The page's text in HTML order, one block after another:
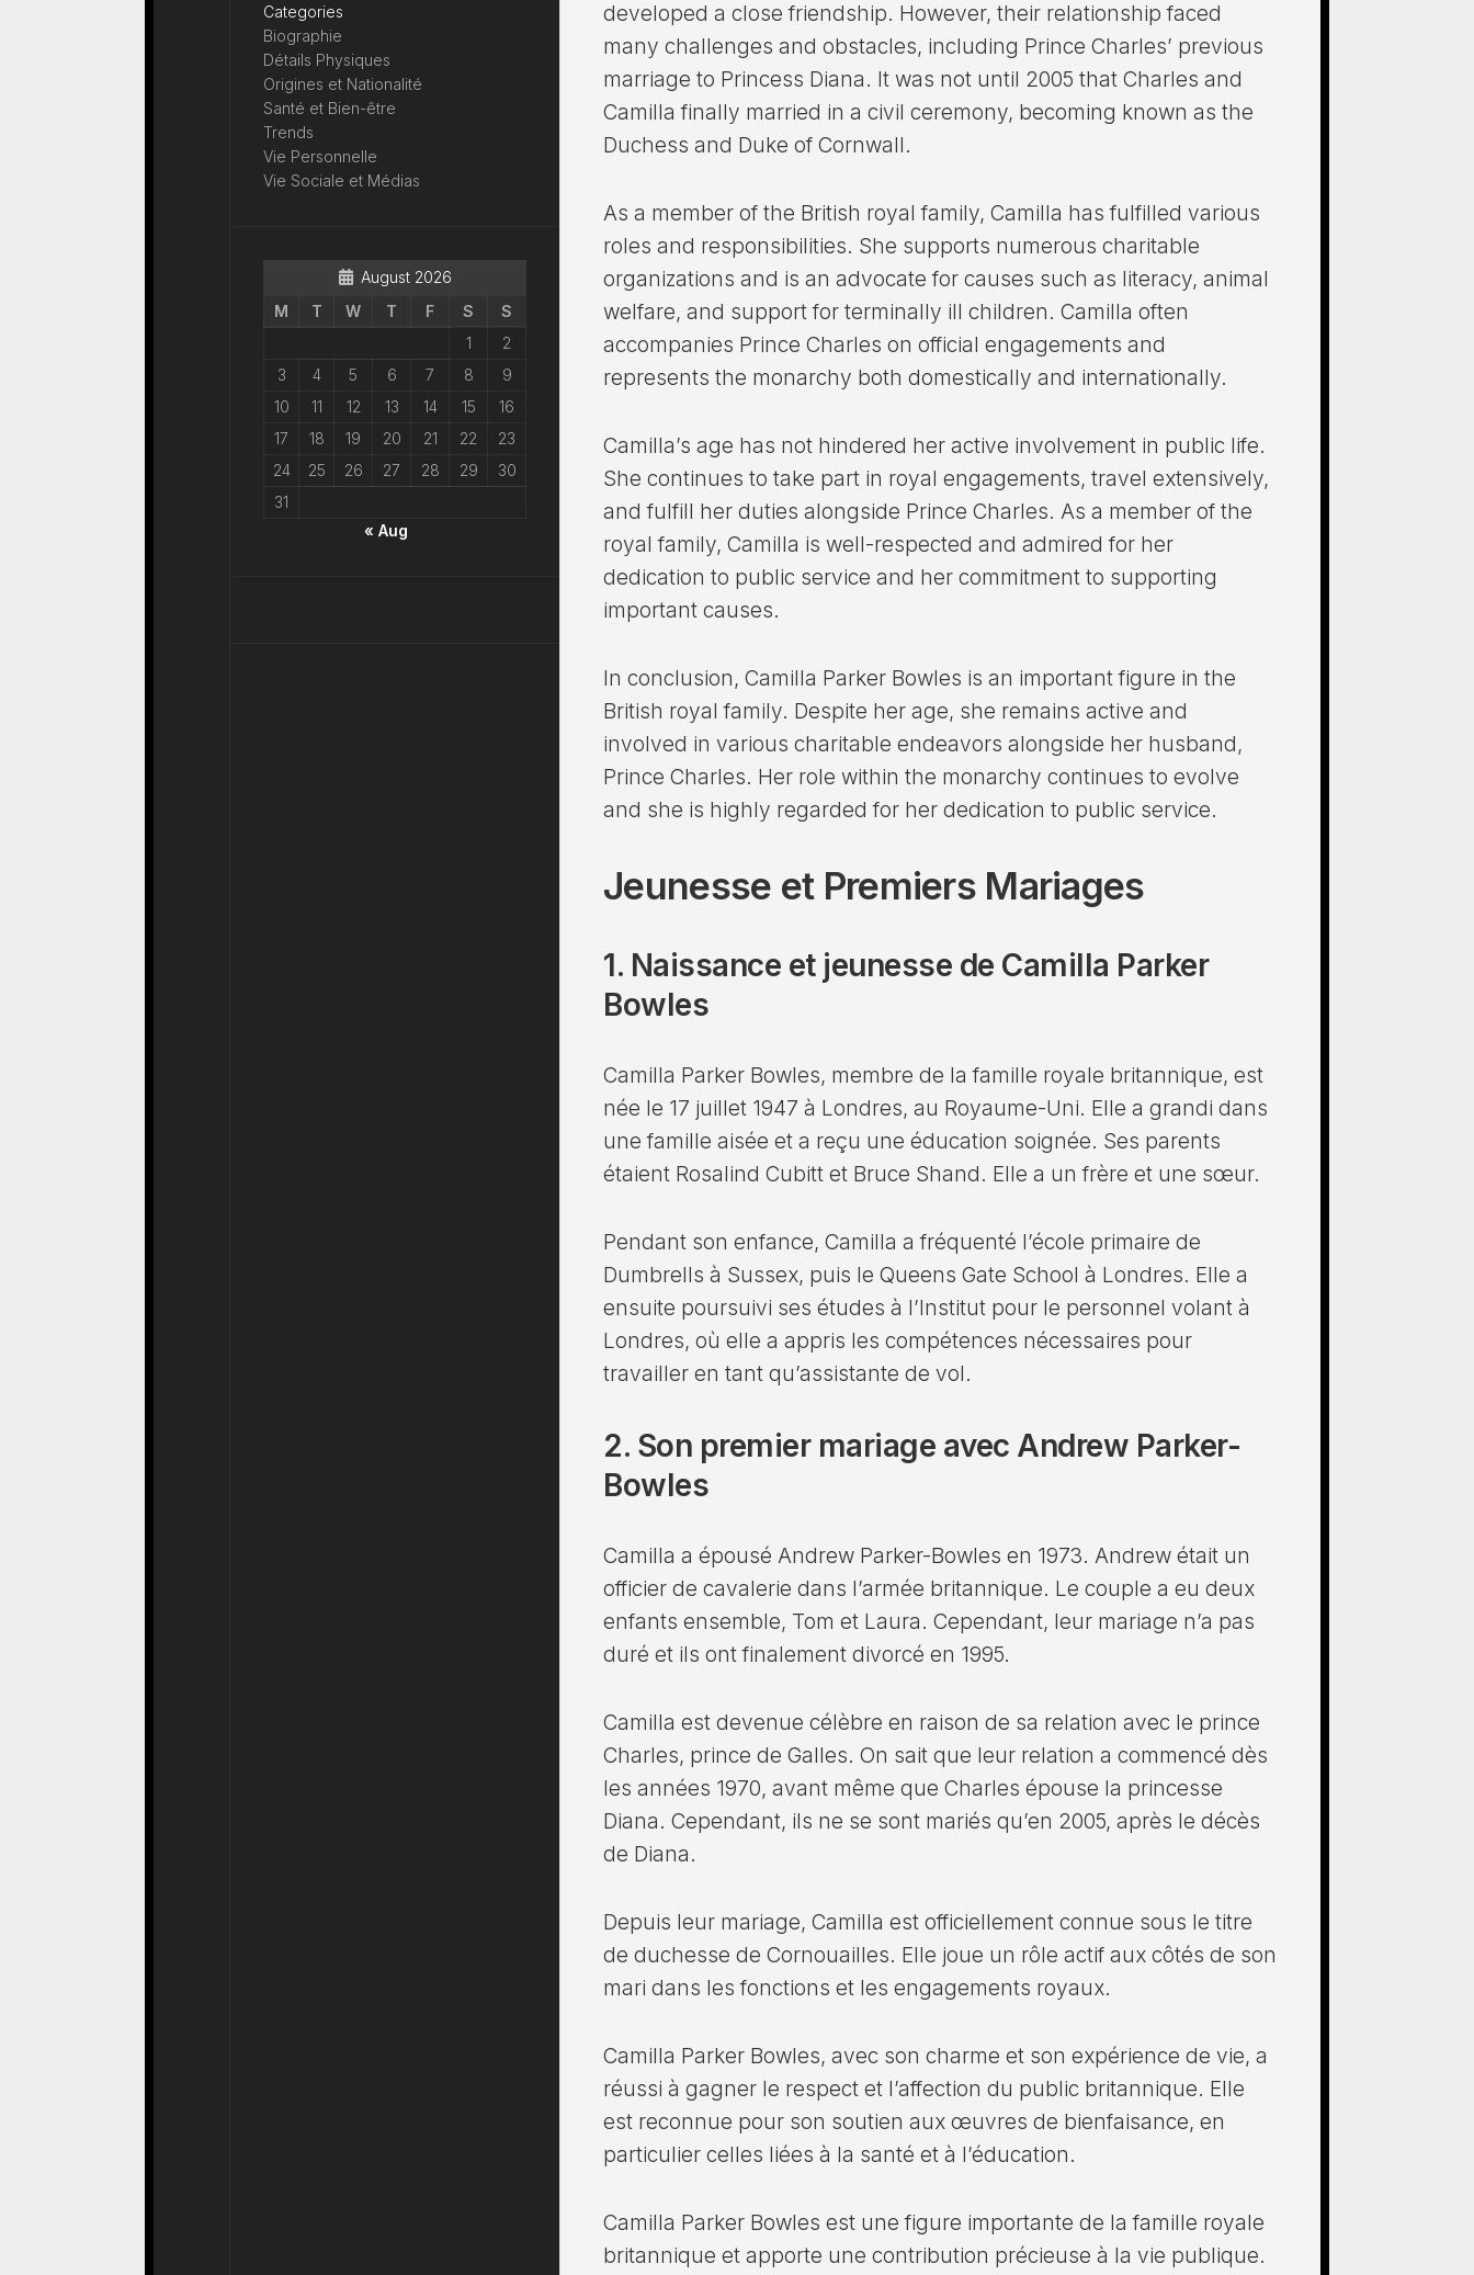
developed a close friendship. However, their relationship faced
many challenges and obstacles, including Prince Charles’ previous
marriage to Princess Diana. It was not until 2005 that Charles and
Camilla finally married in a civil ceremony, becoming known as the
Duchess and Duke of Cornwall.
As a member of the British royal family, Camilla has fulfilled various
roles and responsibilities. She supports numerous charitable
organizations and is an advocate for causes such as literacy, animal
welfare, and support for terminally ill children. Camilla often
accompanies Prince Charles on official engagements and
represents the monarchy both domestically and internationally.
Camilla’s age has not hindered her active involvement in public life.
She continues to take part in royal engagements, travel extensively,
and fulfill her duties alongside Prince Charles. As a member of the
royal family, Camilla is well-respected and admired for her
dedication to public service and her commitment to supporting
important causes.
In conclusion, Camilla Parker Bowles is an important figure in the
British royal family. Despite her age, she remains active and
involved in various charitable endeavors alongside her husband,
Prince Charles. Her role within the monarchy continues to evolve
and she is highly regarded for her dedication to public service.
Jeunesse et Premiers Mariages
1. Naissance et jeunesse de Camilla Parker
Bowles
Camilla Parker Bowles, membre de la famille royale britannique, est
née le 17 juillet 1947 à Londres, au Royaume-Uni. Elle a grandi dans
une famille aisée et a reçu une éducation soignée. Ses parents
étaient Rosalind Cubitt et Bruce Shand. Elle a un frère et une sœur.
Pendant son enfance, Camilla a fréquenté l’école primaire de
Dumbrells à Sussex, puis le Queens Gate School à Londres. Elle a
ensuite poursuivi ses études à l’Institut pour le personnel volant à
Londres, où elle a appris les compétences nécessaires pour
travailler en tant qu’assistante de vol.
2. Son premier mariage avec Andrew Parker-
Bowles
Camilla a épousé Andrew Parker-Bowles en 1973. Andrew était un
officier de cavalerie dans l’armée britannique. Le couple a eu deux
enfants ensemble, Tom et Laura. Cependant, leur mariage n’a pas
duré et ils ont finalement divorcé en 1995.
Camilla est devenue célèbre en raison de sa relation avec le prince
Charles, prince de Galles. On sait que leur relation a commencé dès
les années 1970, avant même que Charles épouse la princesse
Diana. Cependant, ils ne se sont mariés qu’en 2005, après le décès
de Diana.
Depuis leur mariage, Camilla est officiellement connue sous le titre
de duchesse de Cornouailles. Elle joue un rôle actif aux côtés de son
mari dans les fonctions et les engagements royaux.
Camilla Parker Bowles, avec son charme et son expérience de vie, a
réussi à gagner le respect et l’affection du public britannique. Elle
est reconnue pour son soutien aux œuvres de bienfaisance, en
particulier celles liées à la santé et à l’éducation.
Camilla Parker Bowles est une figure importante de la famille royale
britannique et apporte une contribution précieuse à la vie publique.
Categories
Biographie
Détails Physiques
Origines et Nationalité
Santé et Bien-être
Trends
Vie Personnelle
Vie Sociale et Médias
August 2026
M
T W T F S
S
1
2
3
4 5 6 7 8
9
10
11 12 13 14 15
16
17
18 19 20 21 22
23
24
25 26 27 28 29
30
31
« Aug